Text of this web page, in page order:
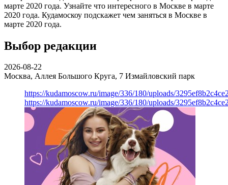
марте 2020 года. Узнайте что интересного в Москве в марте
2020 года. Кудамоскоу подскажет чем заняться в Москве в
марте 2020 года.
Выбор редакции
2026-08-22
Москва, Аллея Большого Круга, 7 Измайловский парк
https://kudamoscow.ru/image/336/180/uploads/
https://kudamoscow.ru/image/336/180/uploads/